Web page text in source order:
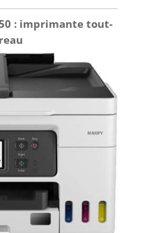
: imprimante tout-